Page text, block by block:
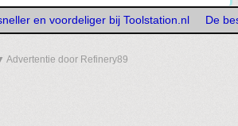
en voordeliger bij Toolstation.nl De
Advertentie door Refinery89